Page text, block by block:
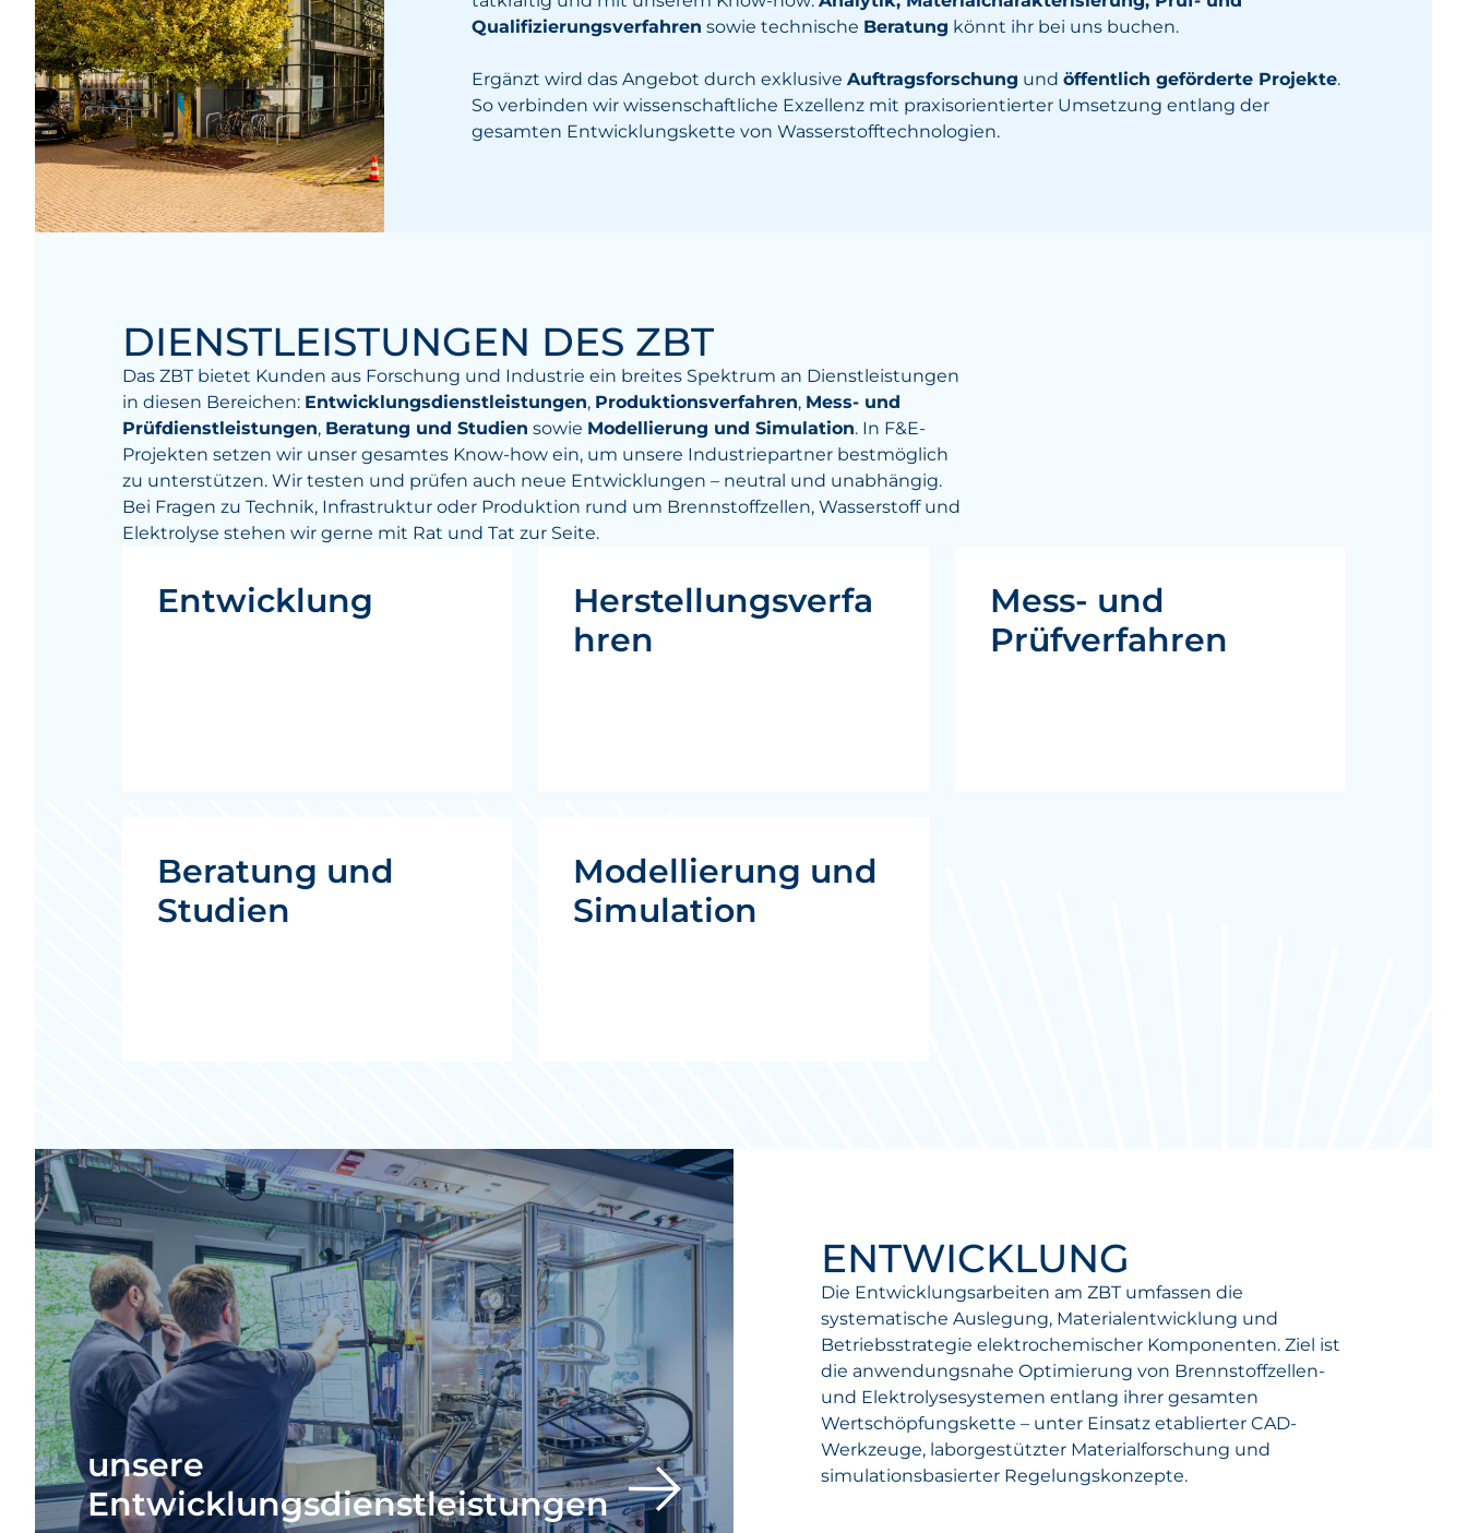
Qualifizierungsverfahren sowie technische Beratung könnt ihr bei uns buchen.
Ergänzt wird das Angebot durch exklusive Auftragsforschung und öffentlich geförderte Projekte.
So verbinden wir wissenschaftliche Exzellenz mit praxisorientierter Umsetzung entlang der
gesamten Entwicklungskette von Wasserstofftechnologien.
DIENSTLEISTUNGEN DES ZBT
Das ZBT bietet Kunden aus Forschung und Industrie ein breites Spektrum an Dienstleistungen
in diesen Bereichen: Entwicklungsdienstleistungen, Produktionsverfahren, Mess- und
Prüfdienstleistungen, Beratung und Studien sowie Modellierung und Simulation. In F&E-
Projekten setzen wir unser gesamtes Know-how ein, um unsere Industriepartner bestmöglich
zu unterstützen. Wir testen und prüfen auch neue Entwicklungen – neutral und unabhängig.
Bei Fragen zu Technik, Infrastruktur oder Produktion rund um Brennstoffzellen, Wasserstoff und
Elektrolyse stehen wir gerne mit Rat und Tat zur Seite.
Entwicklung
Herstellungsverfa
hren
Mess- und
Prüfverfahren
Beratung und
Studien
Modellierung und
Simulation
ENTWICKLUNG
Die Entwicklungsarbeiten am ZBT umfassen die
systematische Auslegung, Materialentwicklung und
Betriebsstrategie elektrochemischer Komponenten. Ziel ist
die anwendungsnahe Optimierung von Brennstoffzellen-
und Elektrolysesystemen entlang ihrer gesamten
Wertschöpfungskette – unter Einsatz etablierter CAD-
Werkzeuge, laborgestützter Materialforschung und
simulationsbasierter Regelungskonzepte.
unsere
Entwicklungsdienstleistungen